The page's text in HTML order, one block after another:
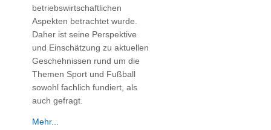
betriebswirtschaftlichen
Aspekten betrachtet wurde.
Daher ist seine Perspektive
und Einschätzung zu aktuellen
Geschehnissen rund um die
Themen Sport und Fußball
sowohl fachlich fundiert, als
auch gefragt.
Mehr...